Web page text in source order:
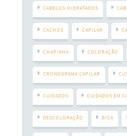
CABELOS HIDRATADOS
CACHOS CAPILAR
CHAPINHA COLORAÇÃO
CRONOGRAMA CAPILAR
CUIDADOS CUIDADOS EM
DESCOLORAÇÃO DICA